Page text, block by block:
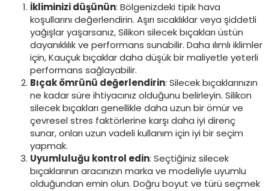
İkliminizi düşünün: Bölgenizdeki tipik hava
koşullarını değerlendirin. Aşırı sıcaklıklar veya şiddetli
yağışlar yaşarsanız, Silikon silecek bıçakları üstün
dayanıklılık ve performans sunabilir. Daha ılımlı iklimler
için, Kauçuk bıçaklar daha düşük bir maliyetle yeterli
performans sağlayabilir.
Bıçak ömrünü değerlendirin: Silecek bıçaklarınızın
ne kadar süre ihtiyacınız olduğunu belirleyin. Silikon
silecek bıçakları genellikle daha uzun bir ömür ve
çevresel stres faktörlerine karşı daha iyi direnç
sunar, onları uzun vadeli kullanım için iyi bir seçim
yapmak.
Uyumluluğu kontrol edin: Seçtiğiniz silecek
bıçaklarının aracınızın marka ve modeliyle uyumlu
olduğundan emin olun. Doğru boyut ve türü seçmek